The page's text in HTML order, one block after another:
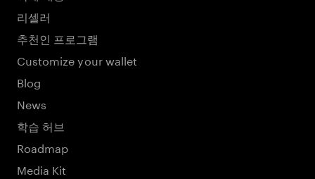
리셀러
추천인 프로그램
Customize your wallet
Blog
News
학습 허브
Roadmap
Media Kit